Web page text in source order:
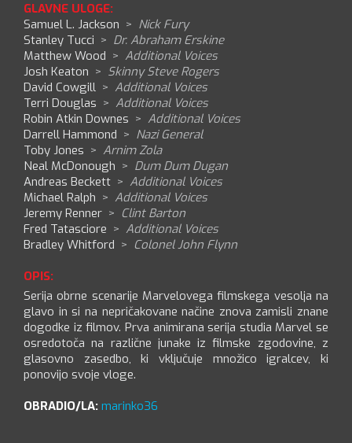
GLAVNE ULOGE:
Samuel L. Jackson > Nick Fury
Stanley Tucci > Dr. Abraham Erskine
Matthew Wood > Additional Voices
Josh Keaton > Skinny Steve Rogers
David Cowgill > Additional Voices
Terri Douglas > Additional Voices
Robin Atkin Downes > Additional Voices
Darrell Hammond > Nazi General
Toby Jones > Arnim Zola
Neal McDonough > Dum Dum Dugan
Andreas Beckett > Additional Voices
Michael Ralph > Additional Voices
Jeremy Renner > Clint Barton
Fred Tatasciore > Additional Voices
Bradley Whitford > Colonel John Flynn
OPIS:
Serija obrne scenarije Marvelovega filmskega vesolja na
glavo in si na nepričakovane načine znova zamisli znane
dogodke iz filmov. Prva animirana serija studia Marvel se
osredotoča na različne junake iz filmske zgodovine, z
glasovno zasedbo, ki vključuje množico igralcev, ki
ponovijo svoje vloge.
OBRADIO/LA: marinko36